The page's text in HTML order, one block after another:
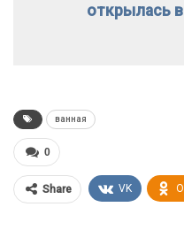
открылась
ванная
0
Share VK